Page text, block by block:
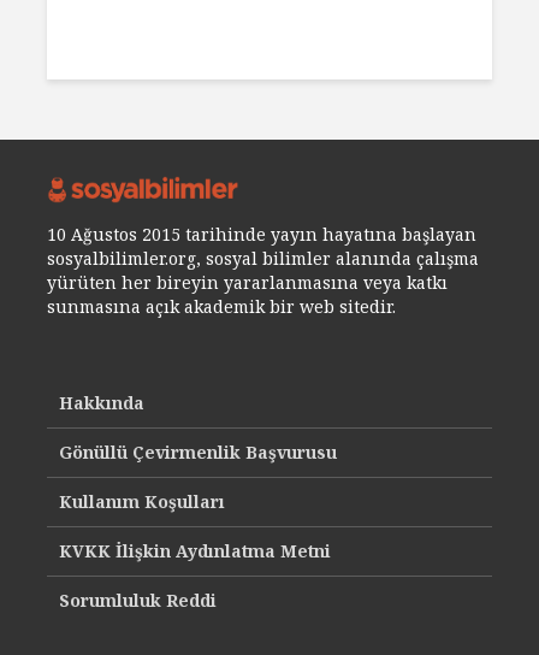
10 Ağustos 2015 tarihinde yayın hayatına başlayan
sosyalbilimler.org, sosyal bilimler alanında çalışma
yürüten her bireyin yararlanmasına veya katkı
sunmasına açık akademik bir web sitedir.
Hakkında
Gönüllü Çevirmenlik Başvurusu
Kullanım Koşulları
KVKK İlişkin Aydınlatma Metni
Sorumluluk Reddi